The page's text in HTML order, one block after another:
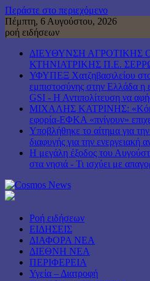
Περάστε στο περιεχόμενο
Πέμπτη, 6 Αυγούστου, 2026
ροή ειδήσεων
ΔΙΕΥΘΥΝΣΗ ΑΓΡΟΤΙΚΗΣ
ΚΤΗΝΙΑΤΡΙΚΗΣ Π.Ε.
ΥΦΥΠΕΞ Χατζηβασιλείου
εμπιστοσύνης στην Ελλάδα η
GSI - Η Αντιπολίτευση να
ΜΙΧΑΛΗΣ ΚΑΤΡΙΝΗΣ:
εφορία-ΕΦΚΑ «πνίγουν»
Υποβλήθηκε το αίτημα για
διαφυγής για την ενεργειακή
Η μεγάλη έξοδος του
στα νησιά - Τι ισχύει με
Ροή ειδήσεων
ΕΙΔΗΣΕΙΣ
ΔΙΑΦΟΡΑ ΝΕΑ
ΔΙΕΘΝΗ ΝΕΑ
ΠΕΡΙΦΕΡΕΙΑ
Υγεία – Διατροφή